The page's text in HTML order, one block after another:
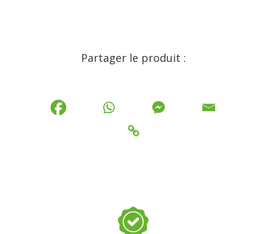
Partager le produit :